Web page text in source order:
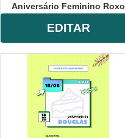
Aniversário Feminino Roxo
EDITAR